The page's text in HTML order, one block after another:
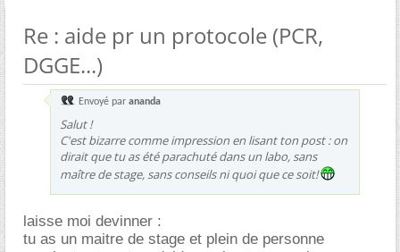
Re : aide pr un protocole (PCR,
DGGE...)
Envoyé par ananda
Salut !
C'est bizarre comme impression en lisant ton post : on
dirait que tu as été parachuté dans un labo, sans
maître de stage, sans conseils ni quoi que ce soit!
laisse moi devinner :
tu as un maitre de stage et plein de personne